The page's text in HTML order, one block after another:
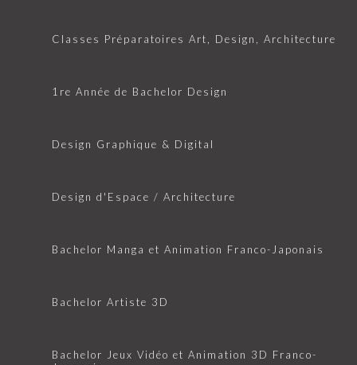
Classes Préparatoires Art, Design, Architecture
1re Année de Bachelor Design
Design Graphique & Digital
Design d'Espace / Architecture
Bachelor Manga et Animation Franco-Japonais
Bachelor Artiste 3D
Bachelor Jeux Vidéo et Animation 3D Franco-